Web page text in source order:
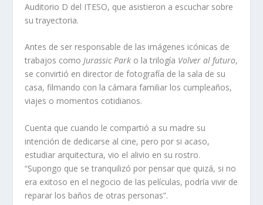
Auditorio D del ITESO, que asistieron a escuchar sobre
su trayectoria.
Antes de ser responsable de las imágenes icónicas de
trabajos comoJurassic Park o la trilogía Volver al futuro,
se convirtió en director de fotografía de la sala de su
casa, filmando con la cámara familiar los cumpleaños,
viajes o momentos cotidianos.
Cuenta que cuando le compartió a su madre su
intención de dedicarse al cine, pero por si acaso,
estudiar arquitectura, vio el alivio en su rostro.
“Supongo que se tranquilizó por pensar que quizá, si no
era exitoso en el negocio de las películas, podría vivir de
reparar los baños de otras personas”.